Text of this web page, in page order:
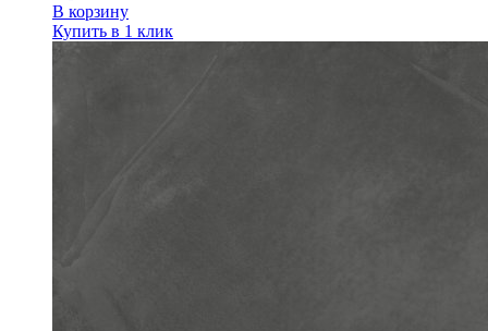
В корзину
Купить в 1 клик